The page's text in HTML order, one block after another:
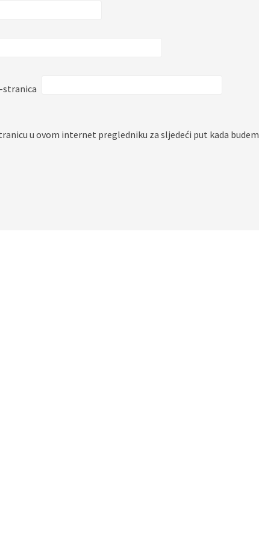
stranica
u ovom internet pregledniku za sljedeći put kada budem